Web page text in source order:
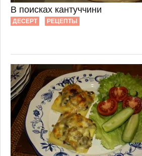
В поисках кантуччини
ДЕСЕРТ РЕЦЕПТЫ